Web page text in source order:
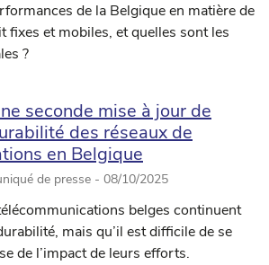
de la Belgique en matière de
fixes et mobiles, et quelles sont les
?
seconde mise à jour de
des réseaux de
en Belgique
de presse - 08/10/2025
belges continuent
mais qu’il est difficile de se
de l’impact de leurs efforts.